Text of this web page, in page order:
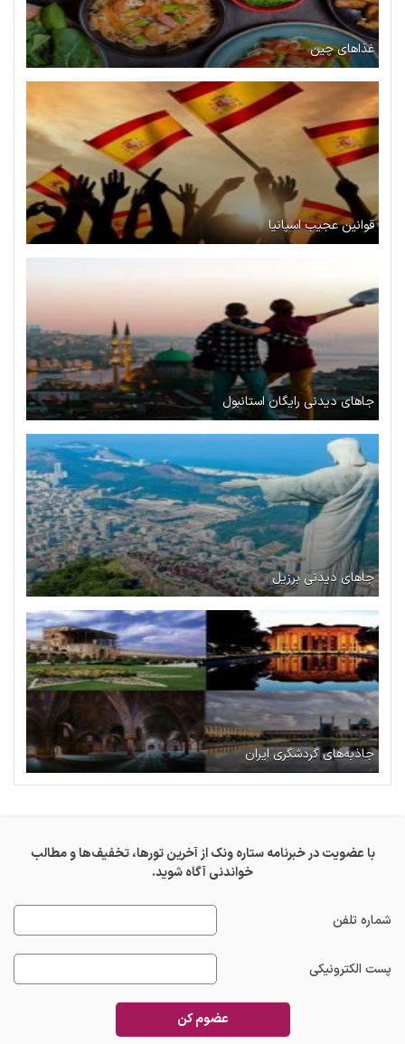
غذاهای چین
قوانین عجیب اسپانیا
جاهای دیدنی رایگان استانبول
جاهای دیدنی برزیل
جاذبه‌های گردشگری ایران
با عضویت در خبرنامه ستاره ونک از آخرین تورها، تخفیف‌ها و مطالب
خواندنی آگاه شوید.
شماره تلفن
پست الکترونیکی
عضوم کن